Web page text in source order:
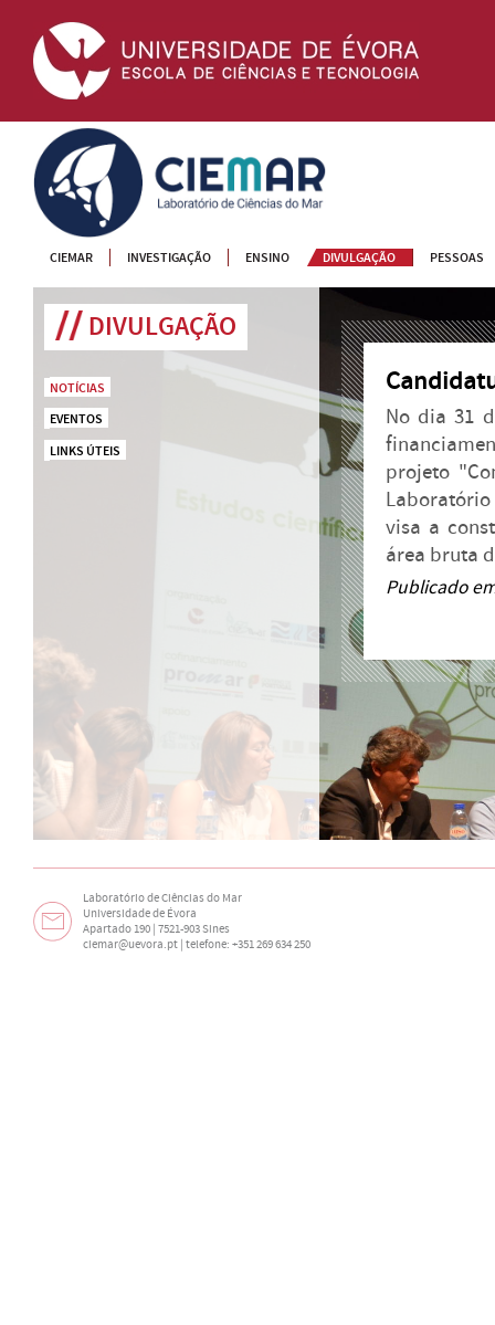
CIEMAR
CIEMAR INVESTIGAÇÃO ENSINO DIVULGAÇÃO PESSOAS
DIVULGAÇÃO
NOTÍCIAS
EVENTOS
LINKS ÚTEIS
No dia 31
projeto
Laboratório
visa a
área bruta
Publicado
Laboratório de Ciências do Mar
Universidade de Évora
Apartado 190 | 7521-903 Sines
ciemar@uevora.pt | telefone: +351 269 634 250